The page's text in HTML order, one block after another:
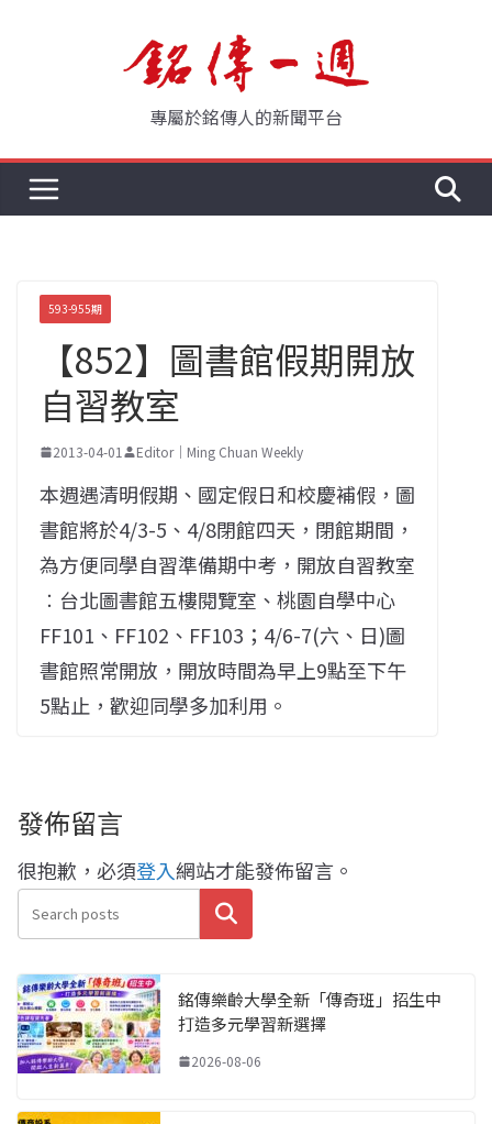
專屬於銘傳人的新聞平台
593-955期
【852】圖書館假期開放
自習教室
2013-04-01 Editor｜Ming Chuan Weekly
本週遇清明假期、國定假日和校慶補假，圖
書館將於4/3-5、4/8閉館四天，閉館期間，
為方便同學自習準備期中考，開放自習教室
︰台北圖書館五樓閱覽室、桃園自學中心
FF101、FF102、FF103；4/6-7(六、日)圖
書館照常開放，開放時間為早上9點至下午
5點止，歡迎同學多加利用。
發佈留言
很抱歉，必須登入網站才能發佈留言。
搜尋
銘傳樂齡大學全新「傳奇班」招生中
打造多元學習新選擇
2026-08-06